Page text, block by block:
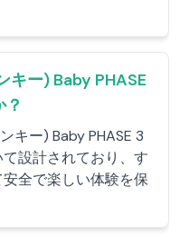
キー) Baby PHASE
キー) Baby PHASE 3
設計されており、す
全で楽しい体験を保